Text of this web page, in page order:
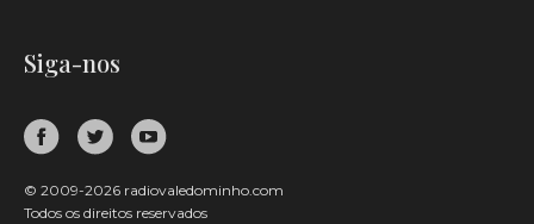
Siga-nos
© 2009-2026 radiovaledominho.com
Todos os direitos reservados